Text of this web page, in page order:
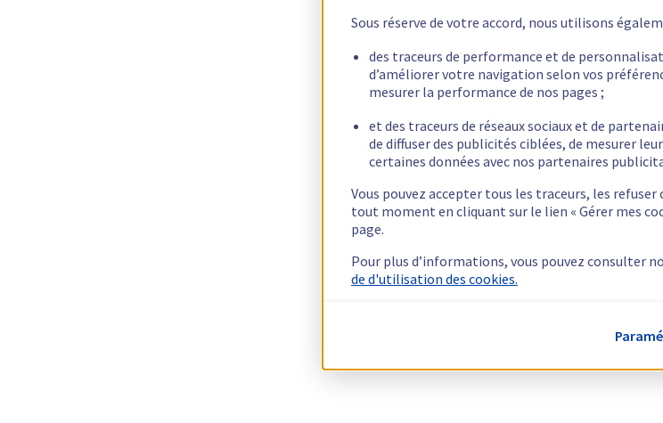
Sous réserve de votre accord, nous utilisons
des traceurs de performance et de
d’améliorer votre navigation selon vos
mesurer la performance de nos pages ;
et des traceurs de réseaux sociaux et de
de diffuser des publicités ciblées, de mesurer
certaines données avec nos partenaires
Vous pouvez accepter tous les traceurs, les refuser
tout moment en cliquant sur le lien « Gérer mes
page.
Pour plus d’informations, vous pouvez consulter
de d'utilisation des cookies.